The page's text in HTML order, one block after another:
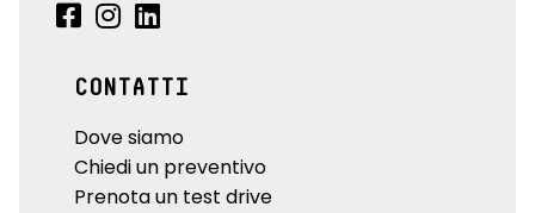
CONTATTI
Dove siamo
Chiedi un preventivo
Prenota un test drive